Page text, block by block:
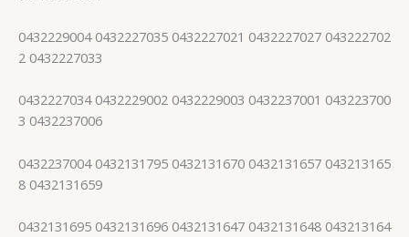
0432229004 0432227035 0432227021 0432227027 043222702
2 0432227033
0432227034 0432229002 0432229003 0432237001 043223700
3 0432237006
0432237004 0432131795 0432131670 0432131657 043213165
8 0432131659
0432131695 0432131696 0432131647 0432131648 043213164